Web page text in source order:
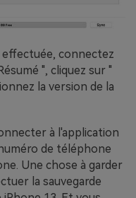
effectuée, connectez
", cliquez sur "
la version de la
à l'application
de téléphone
Une chose à garder
la sauvegarde